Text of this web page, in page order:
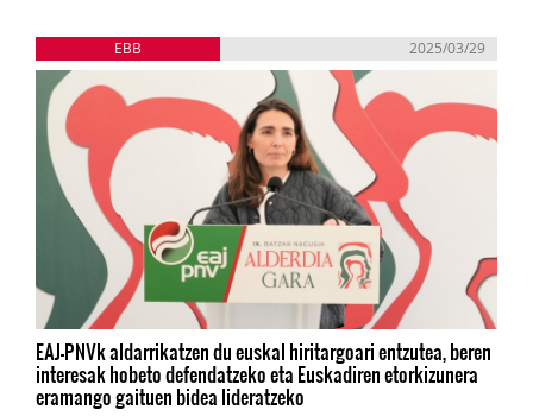
EBB 2025/03/29
EAJ-PNVk aldarrikatzen du euskal hiritargoari entzutea, beren
interesak hobeto defendatzeko eta Euskadiren etorkizunera
eramango gaituen bidea lideratzeko